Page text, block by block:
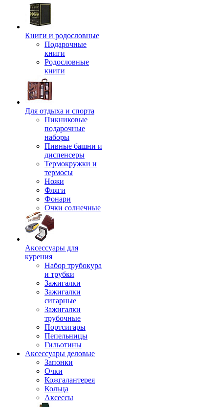
Книги и родословные
Подарочные
книги
Родословные
книги
Для отдыха и спорта
Пикниковые
подарочные
наборы
Пивные башни и
диспенсеры
Термокружки и
термосы
Ножи
Фляги
Фонари
Очки солнечные
Аксессуары для
курения
Набор трубокура
и трубки
Зажигалки
Зажигалки
сигарные
Зажигалки
трубочные
Портсигары
Пепельницы
Гильотины
Аксессуары деловые
Запонки
Очки
Кожгалантерея
Кольца
Аксессы